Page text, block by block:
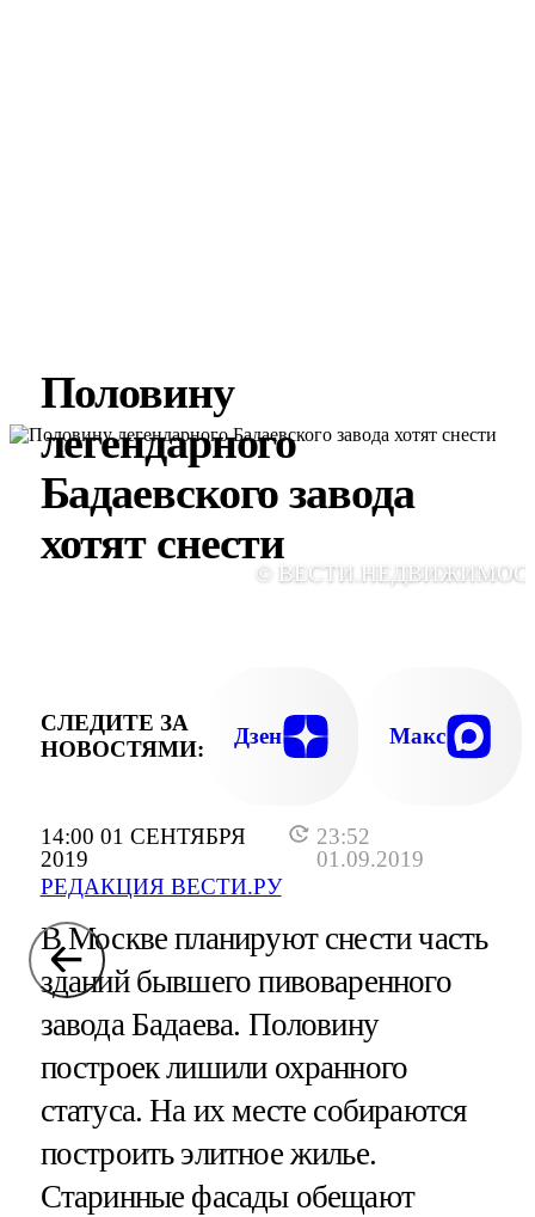
14:00 01 СЕНТЯБРЯ
2019
23:52
01.09.2019
РЕДАКЦИЯ ВЕСТИ.РУ
Половину
легендарного
Бадаевского завода
хотят снести
©
СЛЕДИТЕ ЗА
НОВОСТЯМИ:
Дзен Макс
В Москве планируют снести часть
зданий бывшего пивоваренного
завода Бадаева. Половину
построек лишили охранного
статуса. На их месте собираются
построить элитное жилье.
Старинные фасады обещают